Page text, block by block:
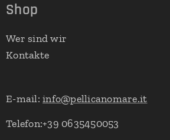
Shop
Wer sind wir
Kontakte
E-mail:info@pellicanomare.it
Telefon:+39 0635450053